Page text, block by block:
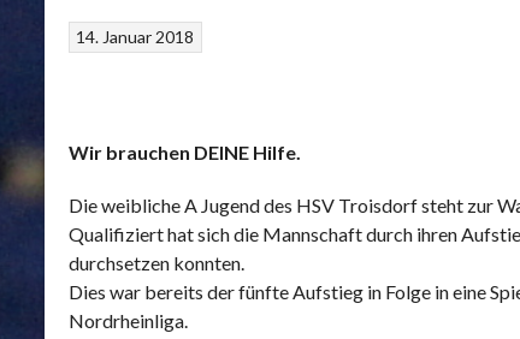
14. Januar 2018
Wir brauchen DEINE Hilfe.
Die weibliche A Jugend des HSV Troisdorf steht zur
Qualifiziert hat sich die Mannschaft durch ihren
durchsetzen konnten.
Dies war bereits der fünfte Aufstieg in Folge in eine
Nordrheinliga.